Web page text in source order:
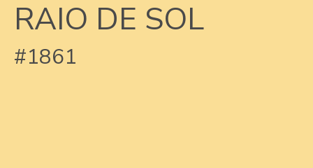
RAIO DE SOL
#1861